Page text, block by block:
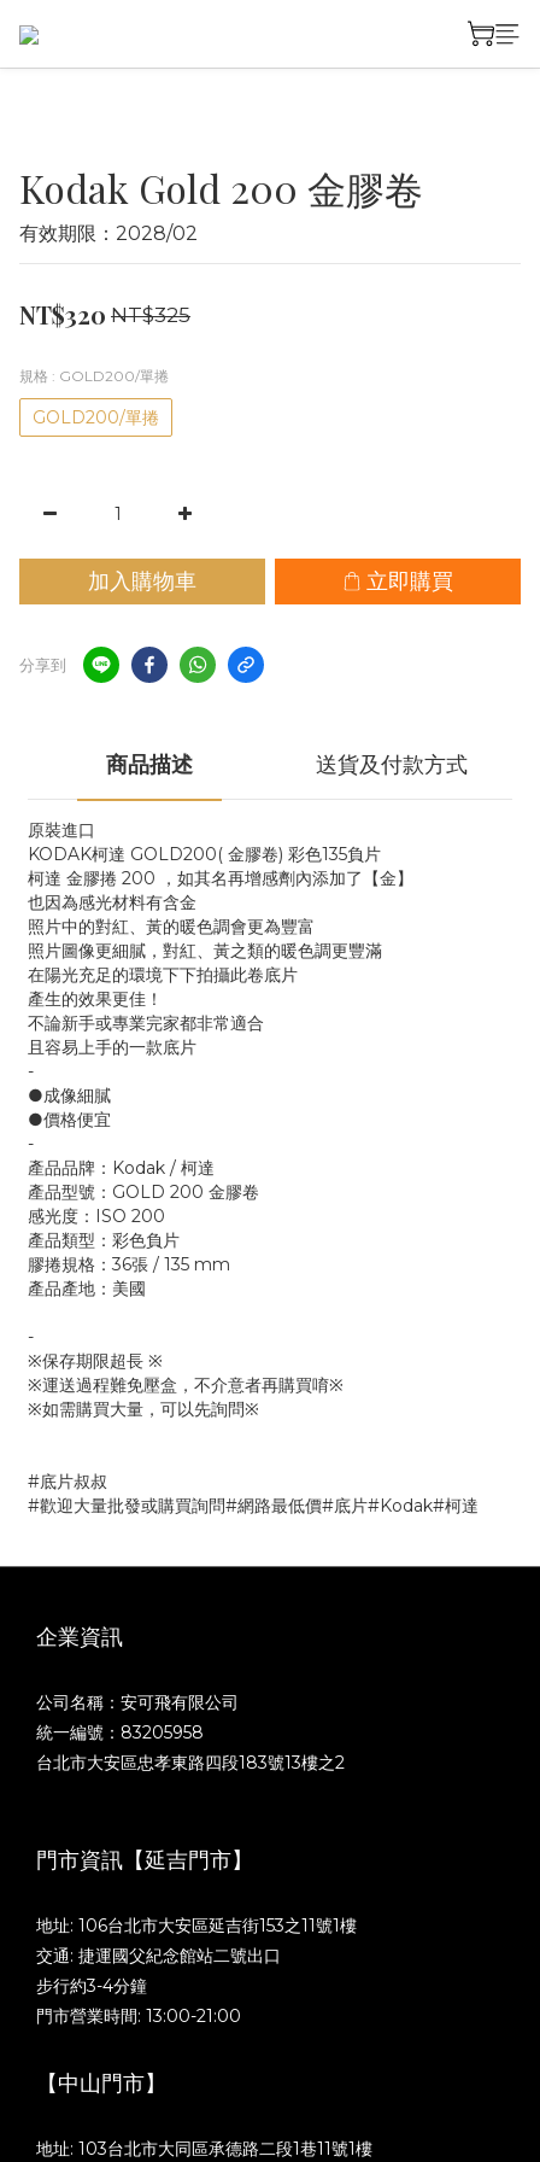
Kodak Gold 200 金膠卷
有效期限：2028/02
NT$320 NT$325
規格 : GOLD200/單捲
GOLD200/單捲
加入購物車 立即購買
分享到
商品描述 送貨及付款方式
原裝進口
KODAK柯達 GOLD200( 金膠卷) 彩色135負片
柯達 金膠捲 200 ，如其名再增感劑內添加了【金】
也因為感光材料有含金
照片中的對紅、黃的暖色調會更為豐富
照片圖像更細膩，對紅、黃之類的暖色調更豐滿
在陽光充足的環境下下拍攝此卷底片
產生的效果更佳！
不論新手或專業完家都非常適合
且容易上手的一款底片
-
●成像細膩
●價格便宜
-
產品品牌：Kodak / 柯達
產品型號：GOLD 200 金膠卷
感光度：ISO 200
產品類型：彩色負片
膠捲規格：36張 / 135 mm
產品產地：美國
-
※保存期限超長 ※
※運送過程難免壓盒，不介意者再購買唷※
※如需購買大量，可以先詢問※
#底片叔叔
#歡迎大量批發或購買詢問#網路最低價#底片#Kodak#柯達
企業資訊
公司名稱：安可飛有限公司
統一編號：83205958
台北市大安區忠孝東路四段183號13樓之2
門市資訊【延吉門市】
地址: 106台北市大安區延吉街153之11號1樓
交通: 捷運國父紀念館站二號出口
步行約3-4分鐘
門市營業時間: 13:00-21:00
【中山門市】
地址: 103台北市大同區承德路二段1巷11號1樓